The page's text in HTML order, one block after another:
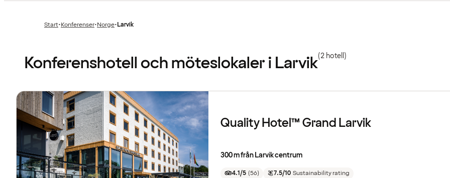
Start•Föregående
Konferenser•Föregående
Norge•Larvik
Konferenshotell och möteslokaler i Larvik(2 hotell)
Quality Hotel™ Grand Larvik
300 m från Larvik centrum
4.1/5 (56) 7.5/10 Sustainability rating